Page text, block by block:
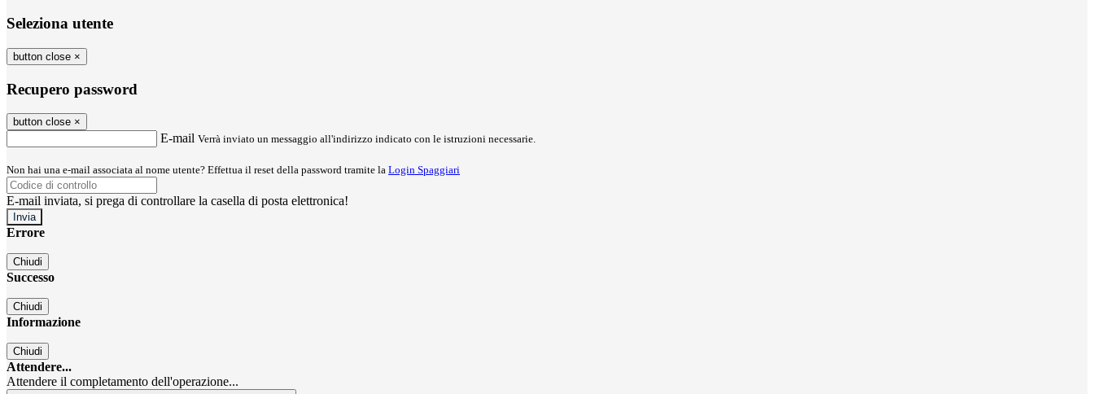
Seleziona utente
button close ×
Recupero password
button close ×
E-mail Verrà inviato un messaggio all'indirizzo indicato con le istruzioni necessarie.
Non hai una e-mail associata al nome utente? Effettua il reset della password tramite la Login Spaggiari
E-mail inviata, si prega di controllare la casella di posta elettronica!
Errore
Chiudi
Successo
Chiudi
Informazione
Chiudi
Attendere...
Attendere il completamento dell'operazione...